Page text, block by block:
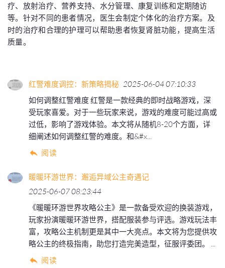
疗、放射治疗、营养支持、水分管理、康复训练和定期随访
等。针对不同的患者情况，医生会制定个体化的治疗方案。及
时的治疗和合理的护理可以帮助患者恢复肾脏功能，提高生活
质量。
红警难度调控：新策略揭秘 2025-06-04 07:10:33
如何调整红警难度 红警是一款经典的即时战略游戏，深
受玩家喜爱。对于一些玩家来说，游戏的难度可能过高或
过低，影响了游戏体验。本文将从随机8-20个方面，详
细阐述如何调整红警的难度。和&#x...
阅读
暖暖环游世界：邂逅异域公主奇遇记
2025-06-07 08:23:44
《暖暖环游世界攻略公主》是一款备受欢迎的换装游戏，
玩家扮演暖暖环游世界，搭配服装参与评选。游戏玩法丰
富，攻略公主机制更是其中一大亮点。本文将为您提供攻
略公主的终极指南，助您打造完美造型，征服评委团。 ...
阅读